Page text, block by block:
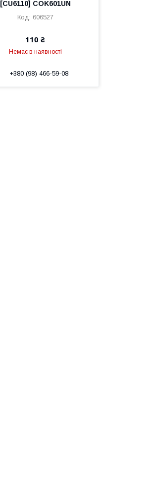
[CU6110] COK601UN
606527
110 ₴
Немає в наявності
+380 (98) 466-59-08